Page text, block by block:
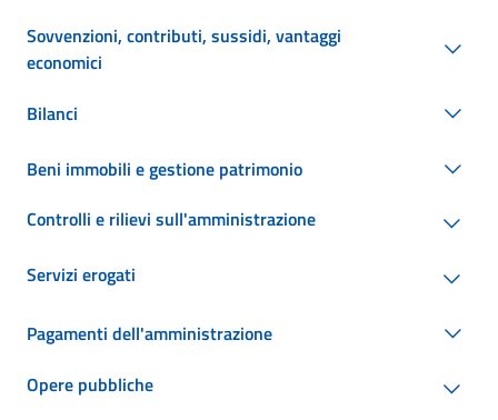
Sovvenzioni, contributi, sussidi, vantaggi
economici
Bilanci
Beni immobili e gestione patrimonio
Controlli e rilievi sull'amministrazione
Servizi erogati
Pagamenti dell'amministrazione
Opere pubbliche